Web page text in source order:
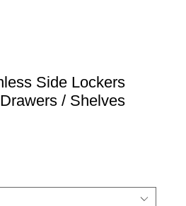
Side Lockers
/ Shelves